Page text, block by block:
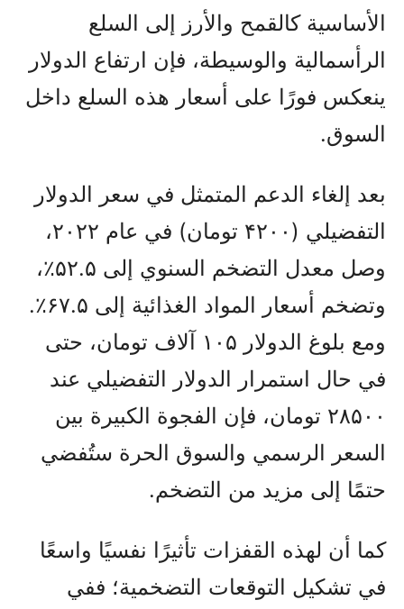
الأساسية كالقمح والأرز إلى السلع
الرأسمالية والوسيطة، فإن ارتفاع الدولار
ينعكس فورًا على أسعار هذه السلع داخل
السوق.
بعد إلغاء الدعم المتمثل في سعر الدولار
التفضيلي (۴۲۰۰ تومان) في عام ۲۰۲۲،
وصل معدل التضخم السنوي إلى ۵۲.۵٪،
وتضخم أسعار المواد الغذائية إلى ۶۷.۵٪.
ومع بلوغ الدولار ۱۰۵ آلاف تومان، حتى
في حال استمرار الدولار التفضيلي عند
۲۸۵۰۰ تومان، فإن الفجوة الكبيرة بين
السعر الرسمي والسوق الحرة ستُفضي
حتمًا إلى مزيد من التضخم.
كما أن لهذه القفزات تأثيرًا نفسيًا واسعًا
في تشكيل التوقعات التضخمية؛ ففي